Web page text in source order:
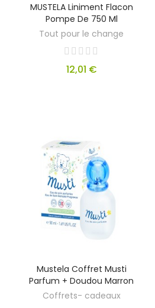
MUSTELA Liniment Flacon
Pompe De 750 Ml
Tout pour le change
12,01 €
Mustela Coffret Musti
Parfum + Doudou Marron
Coffrets- cadeaux